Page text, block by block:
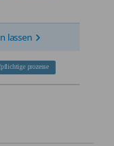
lassen
prozesse